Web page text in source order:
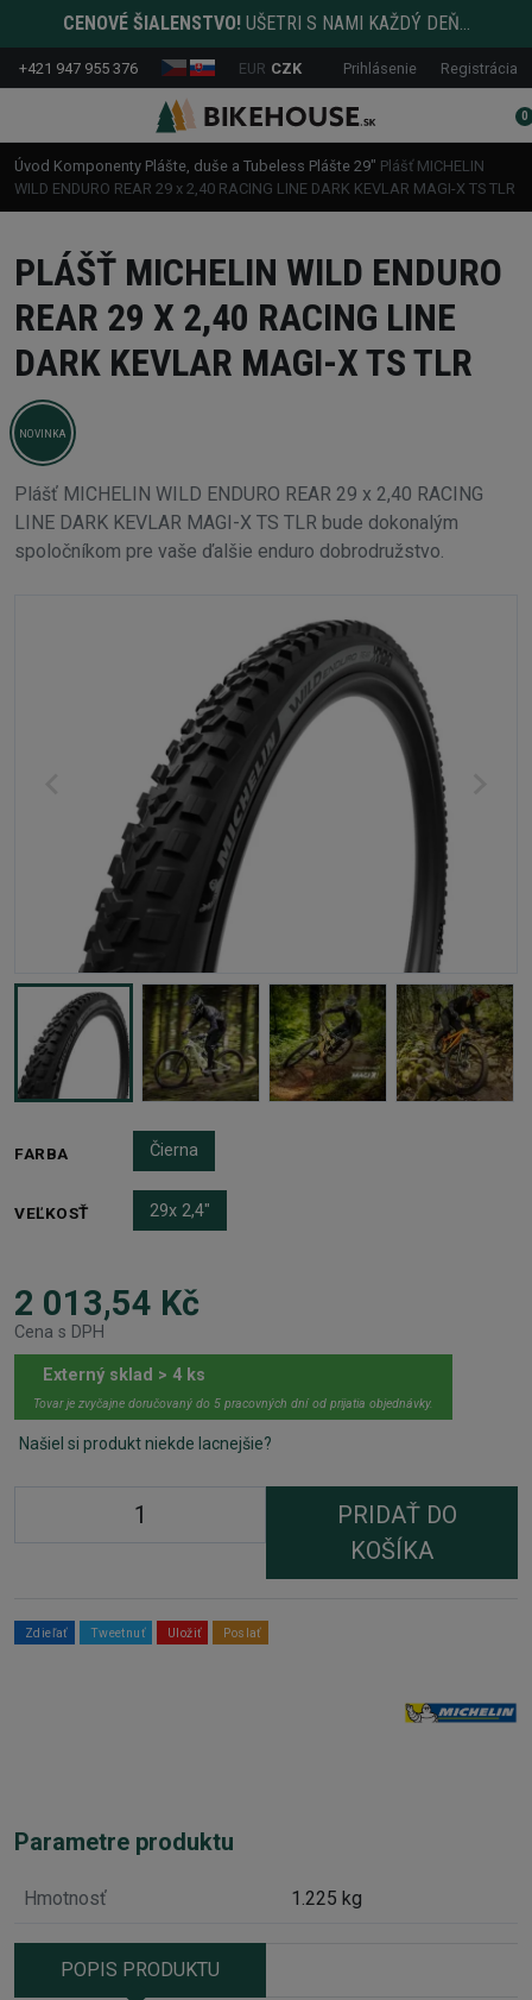
CENOVÉ ŠIALENSTVO! UŠETRI S NAMI KAŽDÝ DEŇ...
+421 947 955 376 EUR CZK Prihlásenie Registrácia
0
Úvod Komponenty Plášte, duše a Tubeless Plášte 29" Plášť MICHELIN
WILD ENDURO REAR 29 x 2,40 RACING LINE DARK KEVLAR MAGI-X TS TLR
PLÁŠŤ MICHELIN WILD ENDURO
REAR 29 X 2,40 RACING LINE
DARK KEVLAR MAGI-X TS TLR
NOVINKA
Plášť MICHELIN WILD ENDURO REAR 29 x 2,40 RACING
LINE DARK KEVLAR MAGI-X TS TLR bude dokonalým
spoločníkom pre vaše ďalšie enduro dobrodružstvo.
FARBA Čierna
VEĽKOSŤ 29x 2,4"
2 013,54 Kč
Cena s DPH
Externý sklad > 4 ks
Tovar je zvyčajne doručovaný do 5 pracovných dní od prijatia objednávky.
Našiel si produkt niekde lacnejšie?
PRIDAŤ DO
KOŠÍKA
Zdieľať Tweetnuť Uložiť Poslať
Parametre produktu
Hmotnosť 1.225 kg
POPIS PRODUKTU